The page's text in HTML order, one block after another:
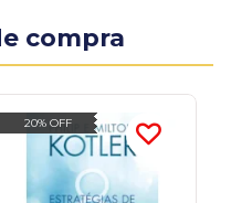
compra
20% OFF